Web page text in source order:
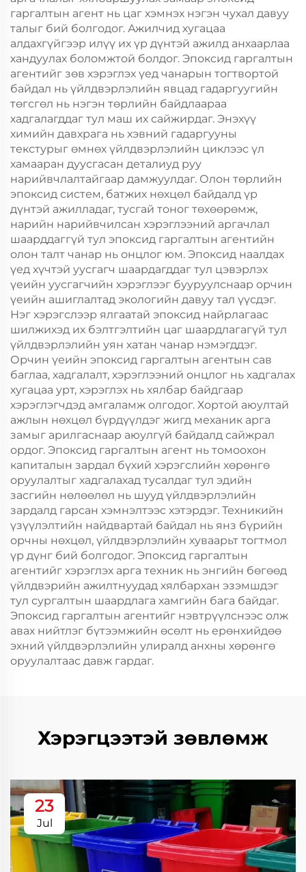
гаргалтын агент нь цаг хэмнэх нэгэн чухал давуу
талыг бий болгодог. Ажилчид хугацаа
алдахгүйгээр илүү их үр дүнтэй ажилд анхаарлаа
хандуулах боломжтой болдог. Эпоксид гаргалтын
агентийг зөв хэрэглэх үед чанарын тогтвортой
байдал нь үйлдвэрлэлийн явцад гадаргуугийн
төгсгөл нь нэгэн төрлийн байдлаараа
хадгалагддаг тул маш их сайжирдаг. Энэхүү
химийн давхрага нь хэвний гадаргууны
текстурыг өмнөх үйлдвэрлэлийн циклээс үл
хамааран дуусгасан деталиуд руу
нарийвчлалтайгаар дамжуулдаг. Олон төрлийн
эпоксид систем, батжих нөхцөл байдалд үр
дүнтэй ажилладаг, тусгай тоног төхөөрөмж,
нарийн нарийвчилсан хэрэглээний аргачлал
шаарддаггүй тул эпоксид гаргалтын агентийн
олон талт чанар нь онцлог юм. Эпоксид наалдах
үед хүчтэй уусгагч шаардагддаг тул цэвэрлэх
үеийн уусгагчийн хэрэглээг бууруулснаар орчин
үеийн ашиглалтад экологийн давуу тал үүсдэг.
Нэг хэрэгслээр ялгаатай эпоксид найрлагаас
шилжихэд их бэлтгэлтийн цаг шаардлагагүй тул
үйлдвэрлэлийн уян хатан чанар нэмэгддэг.
Орчин үеийн эпоксид гаргалтын агентын сав
баглаа, хадгалалт, хэрэглээний онцлог нь хадгалах
хугацаа урт, хэрэглэх нь хялбар байдгаар
хэрэглэгчдэд амгаламж олгодог. Хортой аюултай
ажлын нөхцөл бүрдүүлдэг жигд механик арга
замыг арилгаснаар аюулгүй байдалд сайжрал
ордог. Эпоксид гаргалтын агент нь томоохон
капиталын зардал бүхий хэрэгслийн хөрөнгө
оруулалтыг хадгалахад тусалдаг тул эдийн
засгийн нөлөөлөл нь шууд үйлдвэрлэлийн
зардалд гарсан хэмнэлтээс хэтэрдэг. Техникийн
үзүүлэлтийн найдвартай байдал нь янз бүрийн
орчны нөхцөл, үйлдвэрлэлийн хуваарьт тогтмол
үр дүнг бий болгодог. Эпоксид гаргалтын
агентийг хэрэглэх арга техник нь энгийн бөгөөд
үйлдвэрийн ажилтнуудад хялбархан эзэмшдэг
тул сургалтын шаардлага хамгийн бага байдаг.
Эпоксид гаргалтын агентийг нэвтрүүлснээс олж
авах нийтлэг бүтээмжийн өсөлт нь ерөнхийдөө
эхний үйлдвэрлэлийн улиралд анхны хөрөнгө
оруулалтаас давж гардаг.
Хэрэгцээтэй зөвлөмж
23
Jul